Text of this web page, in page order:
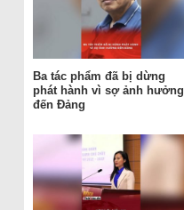
Ba tác phẩm đã bị dừng
phát hành vì sợ ảnh hưởng
đến Đảng